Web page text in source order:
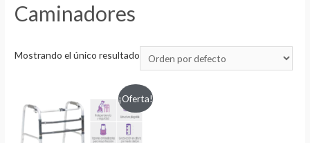
Caminadores
Mostrando el único resultado
¡Oferta!